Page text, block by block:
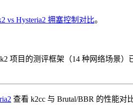
vs Hysteria2 拥塞控制对比。
项目的测评框架（14 种网络场景
查看 k2cc 与 Brutal/BBR 的性能对比